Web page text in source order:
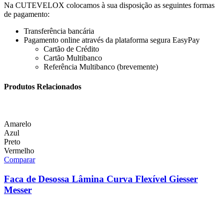
Na CUTEVELOX colocamos à sua disposição as seguintes formas
de pagamento:
Transferência bancária
Pagamento online através da plataforma segura EasyPay
Cartão de Crédito
Cartão Multibanco
Referência Multibanco (brevemente)
Produtos Relacionados
Amarelo
Azul
Preto
Vermelho
Comparar
Faca de Desossa Lâmina Curva Flexível Giesser
Messer